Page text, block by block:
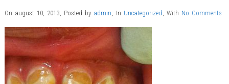
On august 10, 2013, Posted by admin , In Uncategorized , With No Comments